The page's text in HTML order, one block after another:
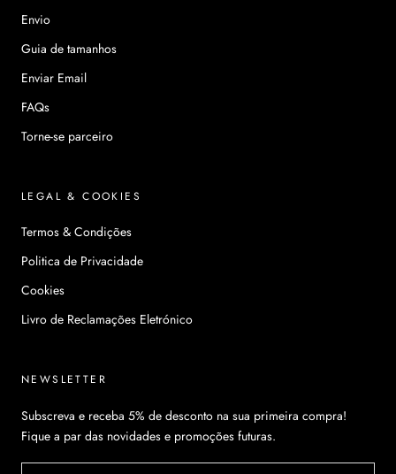
Envio
Guia de tamanhos
Enviar Email
FAQs
Torne-se parceiro
LEGAL & COOKIES
Termos & Condições
Politica de Privacidade
Cookies
Livro de Reclamações Eletrónico
NEWSLETTER
Subscreva e receba 5% de desconto na sua primeira compra!
Fique a par das novidades e promoções futuras.